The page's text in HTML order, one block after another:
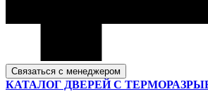
Связаться с менеджером
КАТАЛОГ ДВЕРЕЙ С